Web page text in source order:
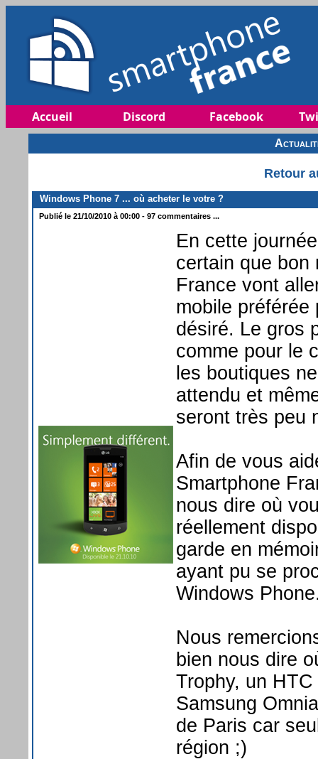
Accueil Discord Facebook
Retour
Windows Phone 7 ... où acheter le votre ?
Publié le 21/10/2010 à 00:00 - 97 commentaires ...
En cette
certain que bon
France vont
mobile préférée
désiré. Le gros
comme pour le
les boutiques
attendu et
seront très peu
Afin de vous
Smartphone
nous dire où
réellement
garde en
ayant pu se
Windows
Nous
bien nous dire
Trophy, un
Samsung
de Paris car
région ;)